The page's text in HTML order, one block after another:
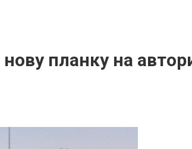
планку на